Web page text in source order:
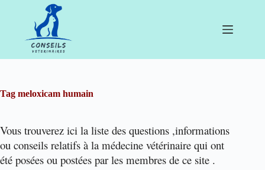
Tag meloxicam humain
Vous trouverez ici la liste des questions ,informations
ou conseils relatifs à la médecine vétérinaire qui ont
été posées ou postées par les membres de ce site .